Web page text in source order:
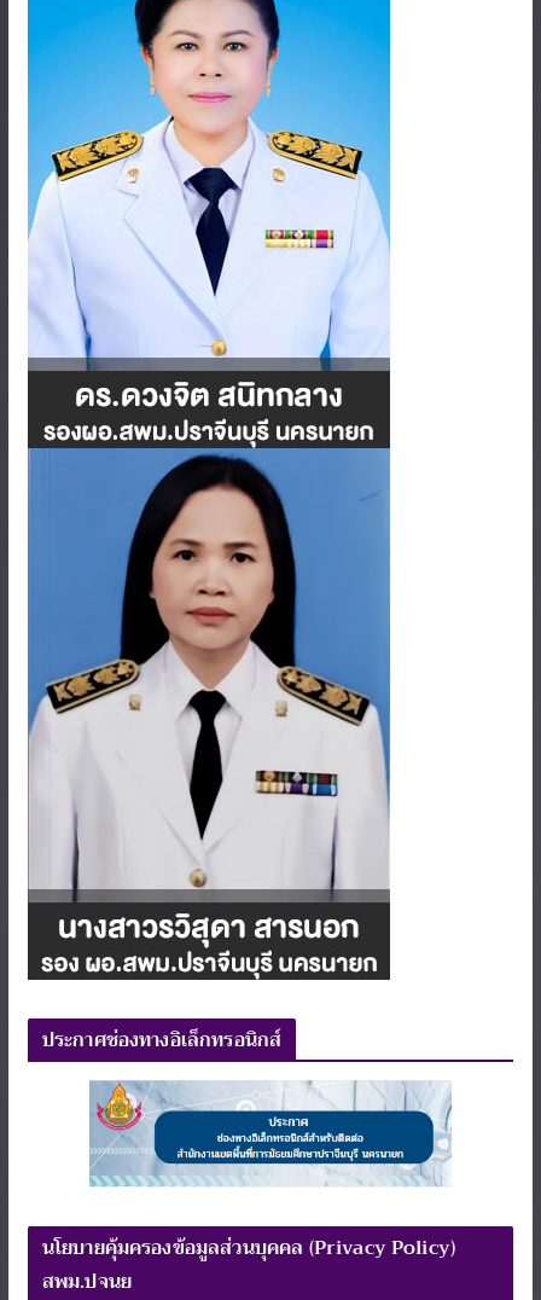
ประกาศช่องทางอิเล็กทรอนิกส์
นโยบายคุ้มครองข้อมูลส่วนบุคคล (Privacy Policy)
สพม.ปจนย